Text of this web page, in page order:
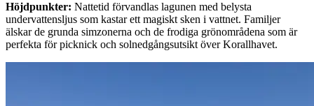
Höjdpunkter: Nattetid förvandlas lagunen med belysta
undervattensljus som kastar ett magiskt sken i vattnet. Familjer
älskar de grunda simzonerna och de frodiga grönområdena som är
perfekta för picknick och solnedgångsutsikt över Korallhavet.